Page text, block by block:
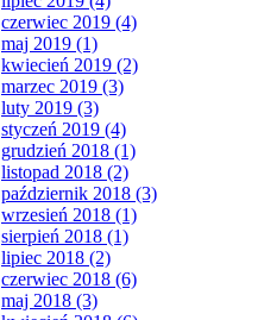
czerwiec 2019 (4)
maj 2019 (1)
kwiecień 2019 (2)
marzec 2019 (3)
luty 2019 (3)
styczeń 2019 (4)
grudzień 2018 (1)
listopad 2018 (2)
październik 2018 (3)
wrzesień 2018 (1)
sierpień 2018 (1)
lipiec 2018 (2)
czerwiec 2018 (6)
maj 2018 (3)